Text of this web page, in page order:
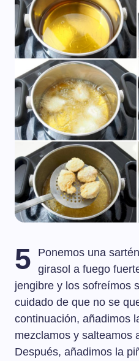
5
Ponemos una
girasol a fuego
jengibre y los sofreímos
cuidado de que no se
continuación, añadimos
mezclamos y salteamos
Después, añadimos la